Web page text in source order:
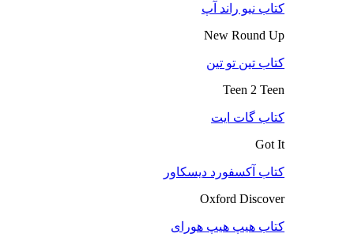
کتاب نیو راند آپ
New Round Up
کتاب تین تو تین
Teen 2 Teen
کتاب گات ایت
Got It
کتاب آکسفورد دیسکاور
Oxford Discover
کتاب هیپ هیپ هورای